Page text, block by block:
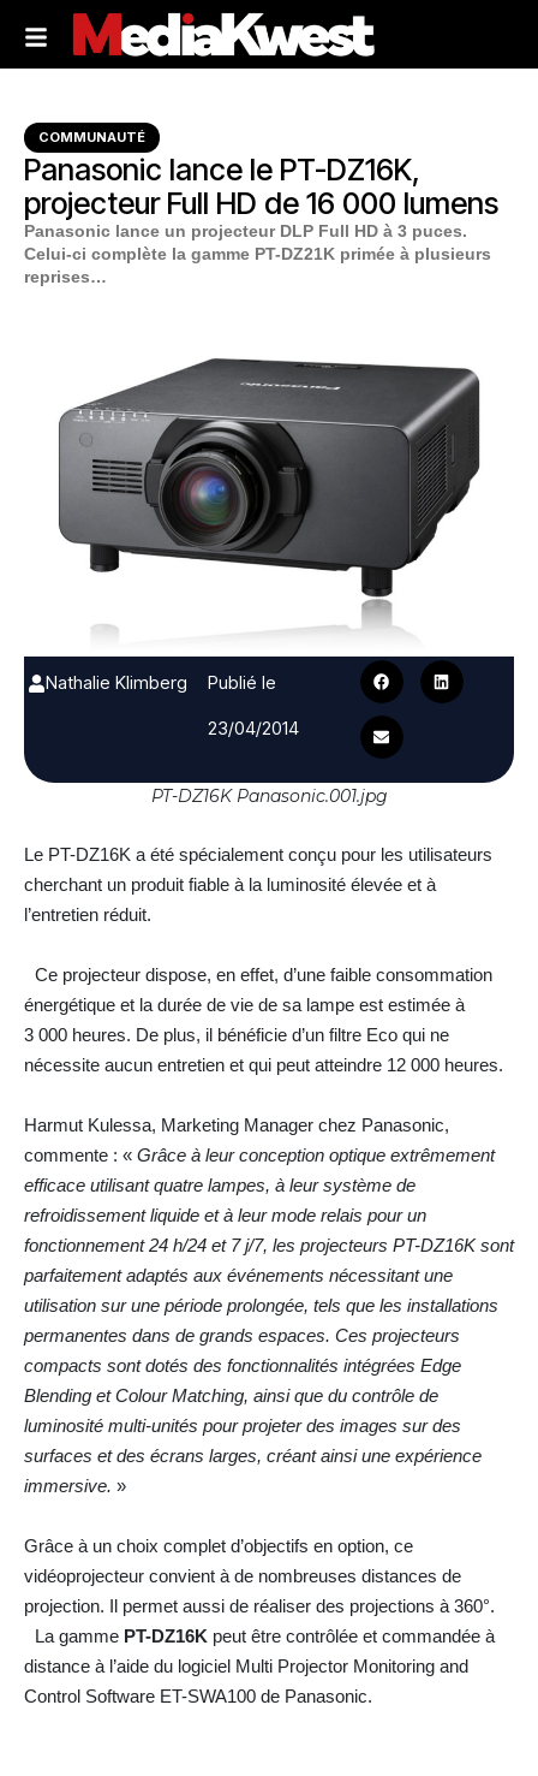
COMMUNAUTÉ
Panasonic lance le PT-DZ16K,
projecteur Full HD de 16 000 lumens
Panasonic lance un projecteur DLP Full HD à 3 puces.
Celui-ci complète la gamme PT-DZ21K primée à plusieurs
reprises…
Nathalie Klimberg
Publié le
23/04/2014
PT-DZ16K Panasonic.001.jpg
Le PT-DZ16K a été spécialement conçu pour les utilisateurs
cherchant un produit fiable à la luminosité élevée et à
l’entretien réduit.
Ce projecteur dispose, en effet, d’une faible consommation
énergétique et la durée de vie de sa lampe est estimée à
3 000 heures. De plus, il bénéficie d’un filtre Eco qui ne
nécessite aucun entretien et qui peut atteindre 12 000 heures.
Harmut Kulessa, Marketing Manager chez Panasonic,
commente : « Grâce à leur conception optique extrêmement
efficace utilisant quatre lampes, à leur système de
refroidissement liquide et à leur mode relais pour un
fonctionnement 24 h/24 et 7 j/7, les projecteurs PT-DZ16K sont
parfaitement adaptés aux événements nécessitant une
utilisation sur une période prolongée, tels que les installations
permanentes dans de grands espaces. Ces projecteurs
compacts sont dotés des fonctionnalités intégrées Edge
Blending et Colour Matching, ainsi que du contrôle de
luminosité multi-unités pour projeter des images sur des
surfaces et des écrans larges, créant ainsi une expérience
immersive. »
Grâce à un choix complet d’objectifs en option, ce
vidéoprojecteur convient à de nombreuses distances de
projection. Il permet aussi de réaliser des projections à 360°.
La gamme PT-DZ16K peut être contrôlée et commandée à
distance à l’aide du logiciel Multi Projector Monitoring and
Control Software ET-SWA100 de Panasonic.